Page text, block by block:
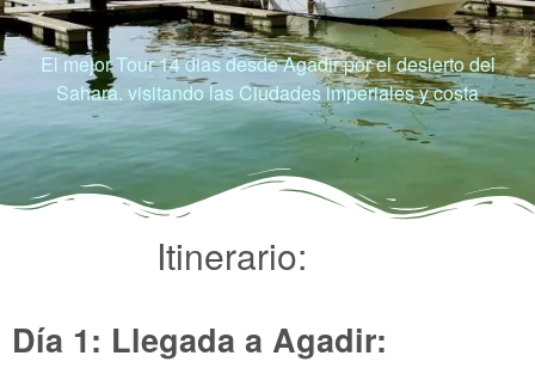
El mejor Tour 14 dias desde Agadir por el desierto del
Sahara. visitando las Ciudades imperiales y costa
Itinerario:
Día 1: Llegada a Agadir: